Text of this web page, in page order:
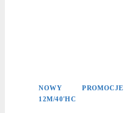
NOWY
PROMOCJE
12M/40'HC